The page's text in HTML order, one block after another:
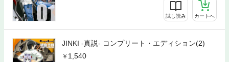
試し読み カートへ
JINKI -真説- コンプリート・エディション(2)
1,540